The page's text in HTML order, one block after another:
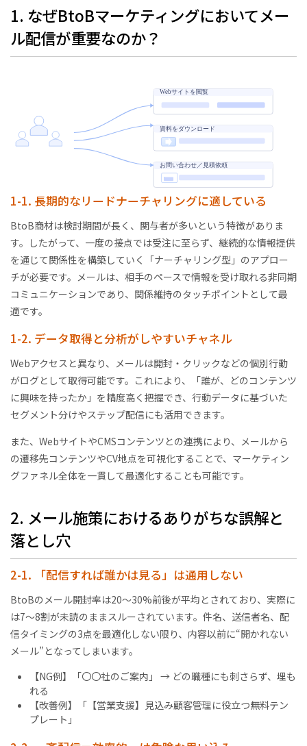
1. なぜBtoBマーケティングにおいてメー
ル配信が重要なのか？
1-1. 長期的なリードナーチャリングに適している
BtoB商材は検討期間が長く、関与者が多いという特徴がありま
す。したがって、一度の接点では受注に至らず、継続的な情報提供
を通じて関係性を構築していく「ナーチャリング型」のアプロー
チが必要です。メールは、相手のペースで情報を受け取れる非同期
コミュニケーションであり、関係維持のタッチポイントとして最
適です。
1-2. データ取得と分析がしやすいチャネル
Webアクセスと異なり、メールは開封・クリックなどの個別行動
がログとして取得可能です。これにより、「誰が、どのコンテンツ
に興味を持ったか」を精度高く把握でき、行動データに基づいた
セグメント分けやステップ配信にも活用できます。
また、WebサイトやCMSコンテンツとの連携により、メールから
の遷移先コンテンツやCV地点を可視化することで、マーケティン
グファネル全体を一貫して最適化することも可能です。
2. メール施策におけるありがちな誤解と
落とし穴
2-1. 「配信すれば誰かは見る」は通用しない
BtoBのメール開封率は20〜30%前後が平均とされており、実際に
は7〜8割が未読のままスルーされています。件名、送信者名、配
信タイミングの3点を最適化しない限り、内容以前に“開かれない
メール”となってしまいます。
【NG例】「〇〇社のご案内」 → どの職種にも刺さらず、埋も
れる
【改善例】「【営業支援】見込み顧客管理に役立つ無料テン
プレート」